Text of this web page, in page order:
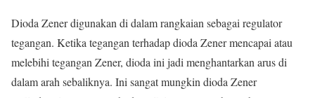
Dioda Zener digunakan di dalam rangkaian sebagai regulator
tegangan. Ketika tegangan terhadap dioda Zener mencapai atau
melebihi tegangan Zener, dioda ini jadi menghantarkan arus di
dalam arah sebaliknya. Ini sangat mungkin dioda Zener